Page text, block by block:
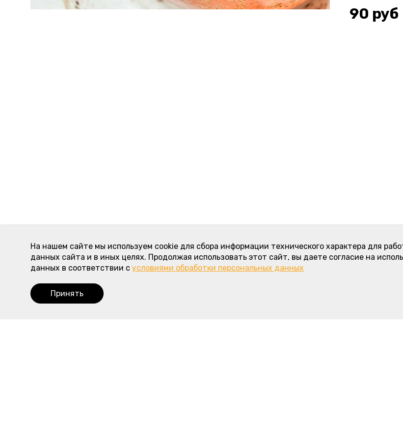
90 руб
На нашем сайте мы используем cookie для сбора информации технического характера для
данных сайта и в иных целях. Продолжая использовать этот сайт, вы даете согласие на
данных в соответствии с условиями обработки персональных данных
Принять